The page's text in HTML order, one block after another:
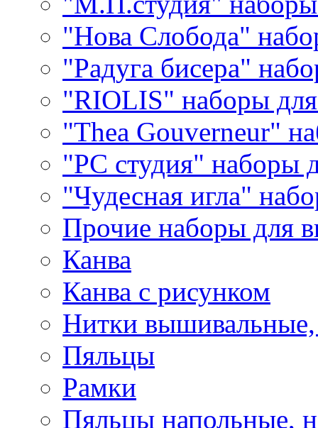
"Нова Слобода"
"Радуга бисера"
"RIOLIS" наборы
"Thea Gouverneur"
"РС студия" наборы
"Чудесная игла"
Прочие наборы для
Канва
Канва с рисунком
Нитки
Пяльцы
Рамки
Пяльцы напольные,